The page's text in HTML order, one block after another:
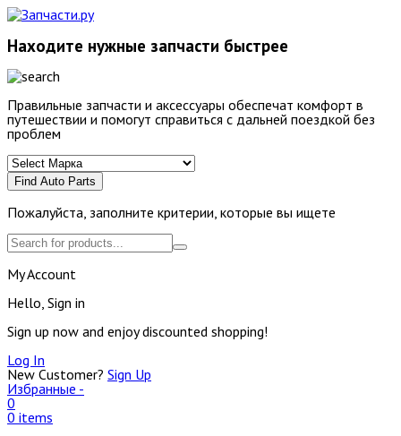
Находите нужные запчасти быстрее
Правильные запчасти и аксессуары обеспечат комфорт в
путешествии и помогут справиться с дальней поездкой без
проблем
Find Auto Parts
Пожалуйста, заполните критерии, которые вы ищете
My Account
Hello, Sign in
Sign up now and enjoy discounted shopping!
Log In
New Customer? Sign Up
Избранные -
0
0 items